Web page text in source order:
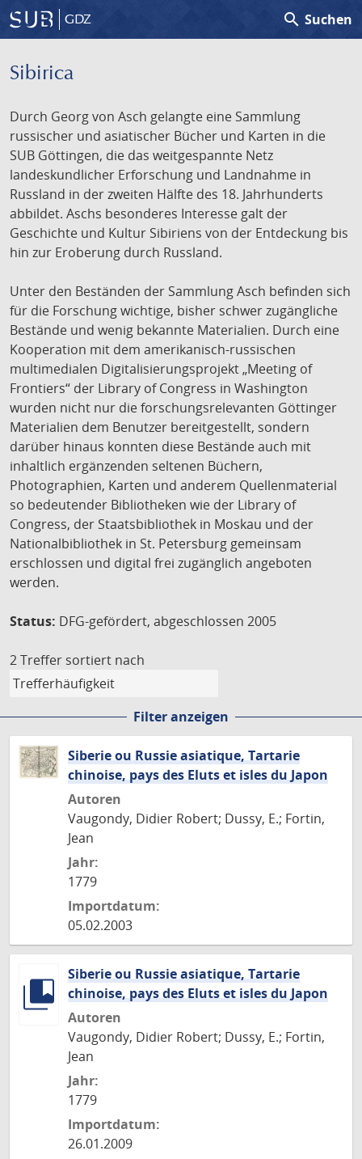
GDZ search Suchen
Sibirica
Durch Georg von Asch gelangte eine Sammlung
russischer und asiatischer Bücher und Karten in die
SUB Göttingen, die das weitgespannte Netz
landeskundlicher Erforschung und Landnahme in
Russland in der zweiten Hälfte des 18. Jahrhunderts
abbildet. Aschs besonderes Interesse galt der
Geschichte und Kultur Sibiriens von der Entdeckung bis
hin zur Eroberung durch Russland.
Unter den Beständen der Sammlung Asch befinden sich
für die Forschung wichtige, bisher schwer zugängliche
Bestände und wenig bekannte Materialien. Durch eine
Kooperation mit dem amerikanisch-russischen
multimedialen Digitalisierungsprojekt „Meeting of
Frontiers“ der Library of Congress in Washington
wurden nicht nur die forschungsrelevanten Göttinger
Materialien dem Benutzer bereitgestellt, sondern
darüber hinaus konnten diese Bestände auch mit
inhaltlich ergänzenden seltenen Büchern,
Photographien, Karten und anderem Quellenmaterial
so bedeutender Bibliotheken wie der Library of
Congress, der Staatsbibliothek in Moskau und der
Nationalbibliothek in St. Petersburg gemeinsam
erschlossen und digital frei zugänglich angeboten
werden.
Status: DFG-gefördert, abgeschlossen 2005
2 Treffer sortiert nach
Filter anzeigen
Siberie ou Russie asiatique, Tartarie
chinoise, pays des Eluts et isles du Japon
Autoren
Vaugondy, Didier Robert; Dussy, E.; Fortin,
Jean
Jahr:
1779
Importdatum:
05.02.2003
Siberie ou Russie asiatique, Tartarie
chinoise, pays des Eluts et isles du Japon
Autoren
Vaugondy, Didier Robert; Dussy, E.; Fortin,
Jean
Jahr:
1779
Importdatum:
26.01.2009